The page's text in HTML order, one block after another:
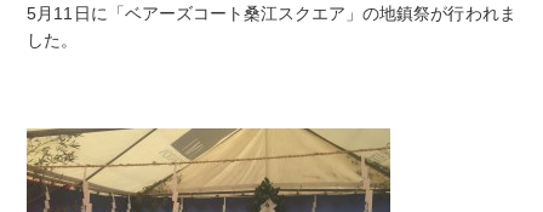
5月11日に「ベアーズコート桑江スクエア」の地鎮祭が行われま
した。